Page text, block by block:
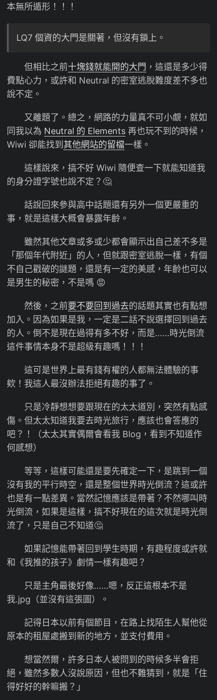
本無所遁形！！！
LQ7 個資的大門是關著，但沒有鎖上。
但相比之前十塊錢就能開的大門 ，這還是多少得
費點心力，或許和 Neutral 的密室逃脫難度差不多也
說不定。
又離題了。總之，網路的力量真不可小覷，就如
同我以為 Neutral 的 Elements 再也玩不到的時候，
Wiwi 卻能找到 其他網站的留檔一樣。
這樣說來，搞不好 Wiwi 隨便查一下就能知道我
的身分證字號也說不定？🤔
話說回來參與高中話題還有另外一個更嚴重的
事，就是這樣大概會暴露年齡。
雖然其他文章或多或少都會顯示出自己差不多是
「那個年代附近」的人，但就跟密室逃脫一樣，有個
不自己戳破的謎題，還是有一定的美感，年齡也可以
是男生的秘密，不是嗎 😡
然後，之前要不要回到過去的話題其實也有點想
加入。因為如果是我，一定是二話不說選擇回到過去
的人。倒不是現在過得有多不好，而是……時光倒流
這件事情本身不是超級有趣嗎！！！
這可是世界上最有錢有權的人都無法體驗的事
欸！我這人最沒辦法拒絕有趣的事了。
只是冷靜想想要跟現在的太太道別，突然有點感
傷。但太太知道我要去時光旅行，應該也會答應的
吧？！（太太其實偶爾會看我 Blog，看到不知道作
何感想）
等等，這樣可能還是要先確定一下，是跳到一個
沒有我的平行時空，還是整個世界時光倒流？這或許
也是有一點差異。當然記憶應該是帶著？不然哪叫時
光倒流，如果是這樣，搞不好現在的這次就是時光倒
流了，只是自己不知道🤔
如果記憶能帶著回到學生時期，有趣程度或許就
和《我推的孩子》劇情一樣有趣吧？
只是主角最後好像……嗯，反正這根本不是
我.jpg（並沒有這張圖）。
記得日本以前有個節目，在路上找陌生人幫他從
原本的租屋處搬到新的地方，並支付費用。
想當然爾，許多日本人被問到的時候多半會拒
絕，雖然多數人沒說原因，但也不難猜到，就是「住
得好好的幹嘛搬？」